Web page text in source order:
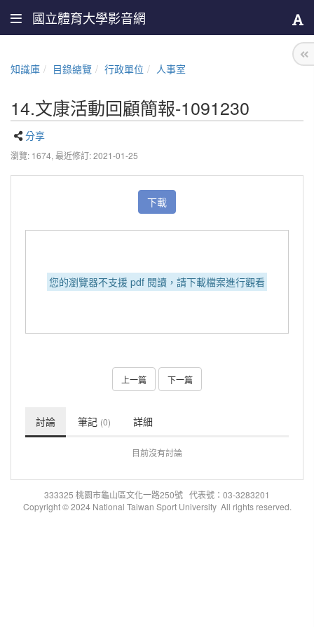
國立體育大學影音網
知識庫 目錄總覽 行政單位 人事室
14.文康活動回顧簡報-1091230
分享
瀏覽: 1674, 最近修訂: 2021-01-25
下載
您的瀏覽器不支援 pdf 閱讀，請下載檔案進行觀看
上一篇 下一篇
討論 筆記 (0) 詳細
目前沒有討論
333325 桃園市龜山區文化一路250號 代表號：03-3283201
Copyright © 2024 National Taiwan Sport University All rights reserved.